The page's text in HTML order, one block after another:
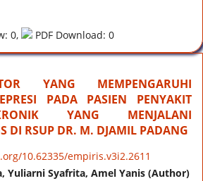
0,
PDF Download: 0
YANG MEMPENGARUHI
PADA PASIEN PENYAKIT
YANG MENJALANI
DI RSUP DR. M. DJAMIL PADANG
10.62335/empiris.v3i2.2611
Yuliarni Syafrita, Amel Yanis (Author)